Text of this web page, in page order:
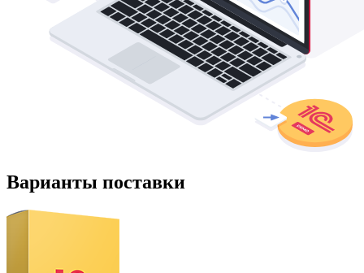
Варианты поставки